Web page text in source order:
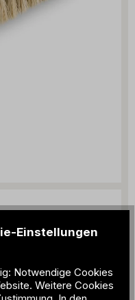
Einstellungen
Notwendige Cookies
Weitere Cookies